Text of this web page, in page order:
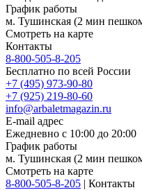
График работы
м. Тушинская (2 мин
Смотреть на карте
Контакты
8-800-505-8-205
Бесплатно по всей России
+7 (495) 973-90-80
+7 (925) 219-80-60
info@arbaletmagazin.ru
E-mail адрес
Ежедневно с 10:00 до 20:00
График работы
м. Тушинская (2 мин
Смотреть на карте
8-800-505-8-205 | Контакты